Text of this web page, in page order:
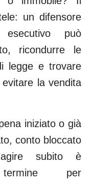
un difensore
può
ricondurre le
legge e trovare
la vendita
iniziato o già
conto bloccato
subito è
per